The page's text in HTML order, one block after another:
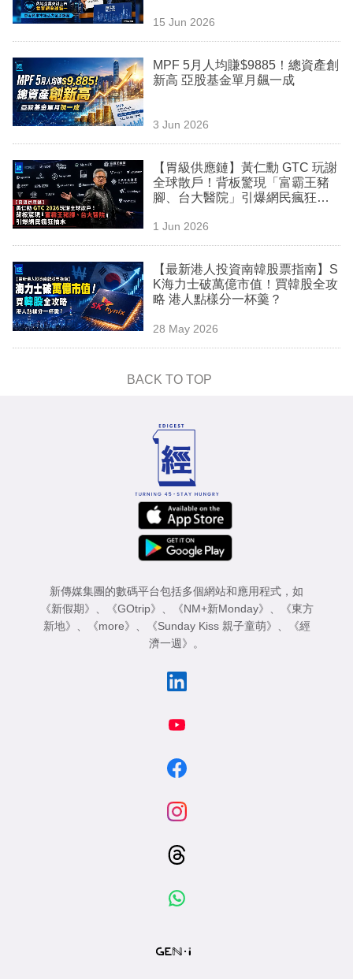
15 Jun 2026
MPF 5月人均賺$9885！總資產創
新高 亞股基金單月飆一成
3 Jun 2026
【胃級供應鏈】黃仁勳 GTC 玩謝
全球散戶！背板驚現「富霸王豬
腳、台大醫院」引爆網民瘋狂抽
1 Jun 2026
【最新港人投資南韓股票指南】S
K海力士破萬億市值！買韓股全攻
略 港人點樣分一杯羹？
28 May 2026
BACK TO TOP
新傳媒集團的數碼平台包括多個網站和應用程式，如
《新假期》 、 《GOtrip》 、 《NM+新Monday》 、
《東方
新地》 、 《more》 、 《Sunday Kiss 親子童萌》 、
《經
濟一週》 。